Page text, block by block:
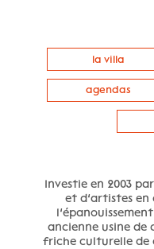
la villa
agendas
Investie en 2003
et d’artistes en
ancienne usine de
friche culturelle de